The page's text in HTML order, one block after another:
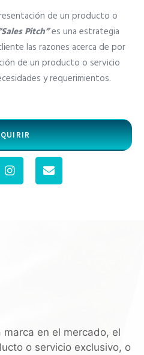
de un producto o
Pitch”es una estrategia
las razones acerca de por
de un producto o servicio
y requerimientos.
en el mercado, el
o servicio exclusivo, o